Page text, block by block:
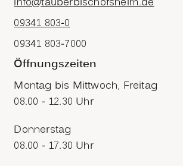
09341 803-0
09341 803-7000
Öffnungszeiten
Montag bis Mittwoch, Freitag
08.00 - 12.30 Uhr
Donnerstag
08.00 - 17.30 Uhr